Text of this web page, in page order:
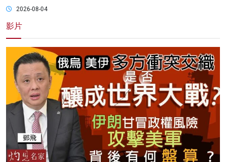
2026-08-04
影片